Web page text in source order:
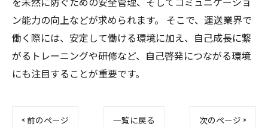
ン能力の向上などが求められます。 そこで、運送業界で
働く際には、安定して働ける環境に加え、自己成長に繋
がるトレーニングや研修など、自己啓発につながる環境
にも注目することが重要です。
< 前のページ 一覧に戻る 次のページ >